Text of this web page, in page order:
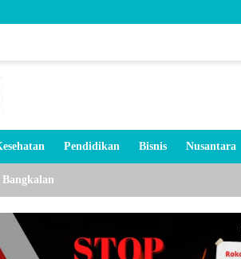
Pendidikan Bisnis Nusantara
Bangkalan